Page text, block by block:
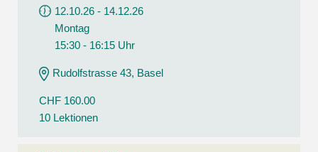
12.10.26 - 14.12.26
Montag
15:30 - 16:15 Uhr
Rudolfstrasse 43, Basel
CHF 160.00
10 Lektionen